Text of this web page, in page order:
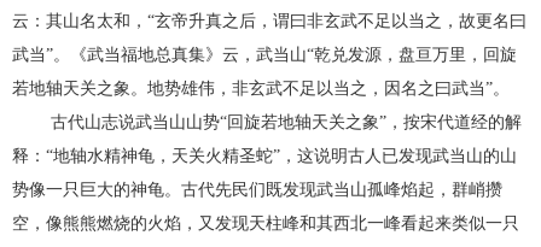
云：其山名太和，“玄帝升真之后，谓曰非玄武不足以当之，故更名曰
武当”。《武当福地总真集》云，武当山“乾兑发源，盘亘万里，回旋
若地轴天关之象。地势雄伟，非玄武不足以当之，因名之曰武当”。
古代山志说武当山山势“回旋若地轴天关之象”，按宋代道经的解
释：“地轴水精神龟，天关火精圣蛇”，这说明古人已发现武当山的山
势像一只巨大的神龟。古代先民们既发现武当山孤峰焰起，群峭攒
空，像熊熊燃烧的火焰，又发现天柱峰和其西北一峰看起来类似一只